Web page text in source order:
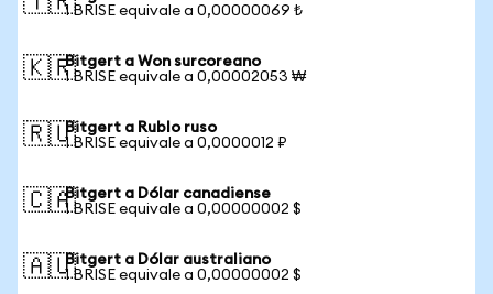
1 BRISE equivale a 0,00000069 ₺
🇰🇷Bitgert a Won surcoreano
1 BRISE equivale a 0,00002053 ₩
🇷🇺Bitgert a Rublo ruso
1 BRISE equivale a 0,0000012 ₽
🇨🇦Bitgert a Dólar canadiense
1 BRISE equivale a 0,00000002 $
🇦🇺Bitgert a Dólar australiano
1 BRISE equivale a 0,00000002 $